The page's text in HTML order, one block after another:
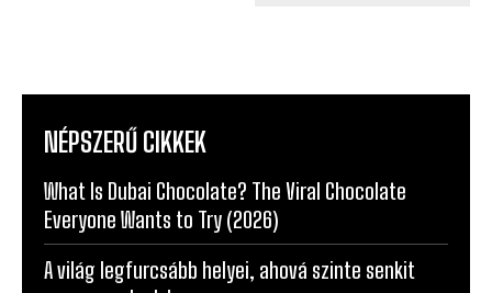
NÉPSZERŰ CIKKEK
What Is Dubai Chocolate? The Viral Chocolate
Everyone Wants to Try (2026)
A világ legfurcsább helyei, ahová szinte senkit
nem engednek be